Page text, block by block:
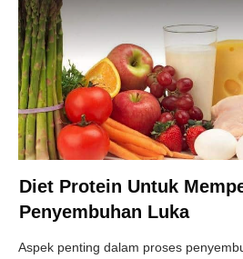
Diet Protein Untuk
Penyembuhan Luka
Aspek penting dalam proses